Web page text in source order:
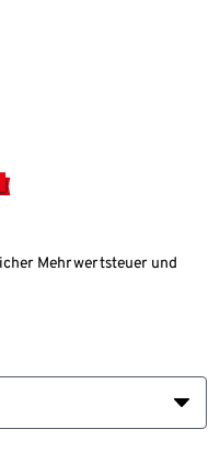
Mehrwertsteuer und